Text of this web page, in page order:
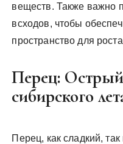
веществ. Также важно
всходов, чтобы
пространство для
Перец:
сибирского
Перец, как сладкий,